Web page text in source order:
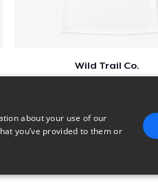
Wild Trail Co.
about your use of our
you’ve provided to them or